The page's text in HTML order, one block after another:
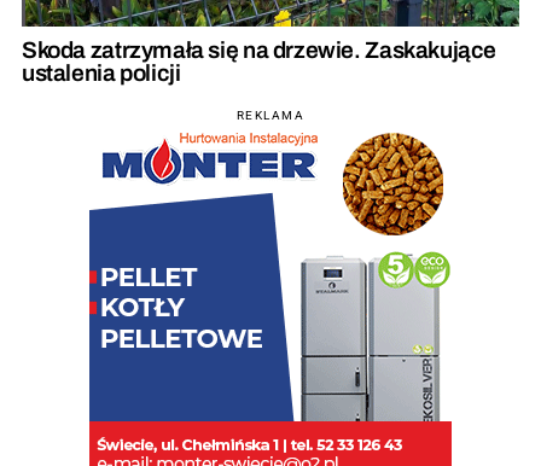
Skoda zatrzymała się na drzewie. Zaskakujące
ustalenia policji
REKLAMA